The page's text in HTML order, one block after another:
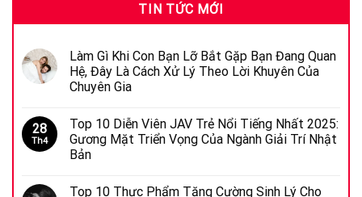
TIN TỨC MỚI
Làm Gì Khi Con Bạn Lỡ Bắt Gặp Bạn Đang Quan
Hệ, Đây Là Cách Xử Lý Theo Lời Khuyên Của
Chuyên Gia
28
Th4
Top 10 Diễn Viên JAV Trẻ Nổi Tiếng Nhất 2025:
Gương Mặt Triển Vọng Của Ngành Giải Trí Nhật
Bản
Top 10 Thực Phẩm Tăng Cường Sinh Lý Cho